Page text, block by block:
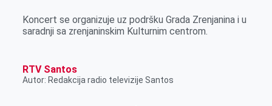
Koncert se organizuje uz podršku Grada Zrenjanina i u
saradnji sa zrenjaninskim Kulturnim centrom.
RTV Santos
Autor: Redakcija radio televizije Santos